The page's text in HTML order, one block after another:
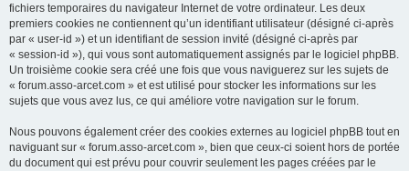
fichiers temporaires du navigateur Internet de votre ordinateur. Les deux
premiers cookies ne contiennent qu’un identifiant utilisateur (désigné ci-après
par « user-id ») et un identifiant de session invité (désigné ci-après par
« session-id »), qui vous sont automatiquement assignés par le logiciel phpBB.
Un troisième cookie sera créé une fois que vous naviguerez sur les sujets de
« forum.asso-arcet.com » et est utilisé pour stocker les informations sur les
sujets que vous avez lus, ce qui améliore votre navigation sur le forum.
Nous pouvons également créer des cookies externes au logiciel phpBB tout en
naviguant sur « forum.asso-arcet.com », bien que ceux-ci soient hors de portée
du document qui est prévu pour couvrir seulement les pages créées par le